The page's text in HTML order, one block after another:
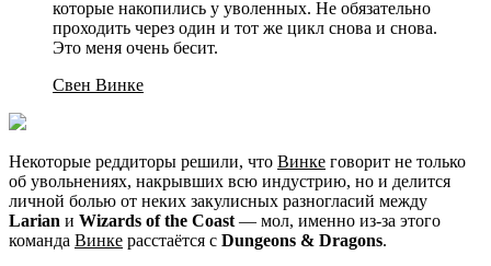
которые накопились у уволенных. Не обязательно
проходить через один и тот же цикл снова и снова.
Это меня очень бесит.
Свен Винке
Некоторые реддиторы решили, что Винке говорит не только
об увольнениях, накрывших всю индустрию, но и делится
личной болью от неких закулисных разногласий между
Larian и Wizards of the Coast — мол, именно из-за этого
команда Винке расстаётся с Dungeons & Dragons.